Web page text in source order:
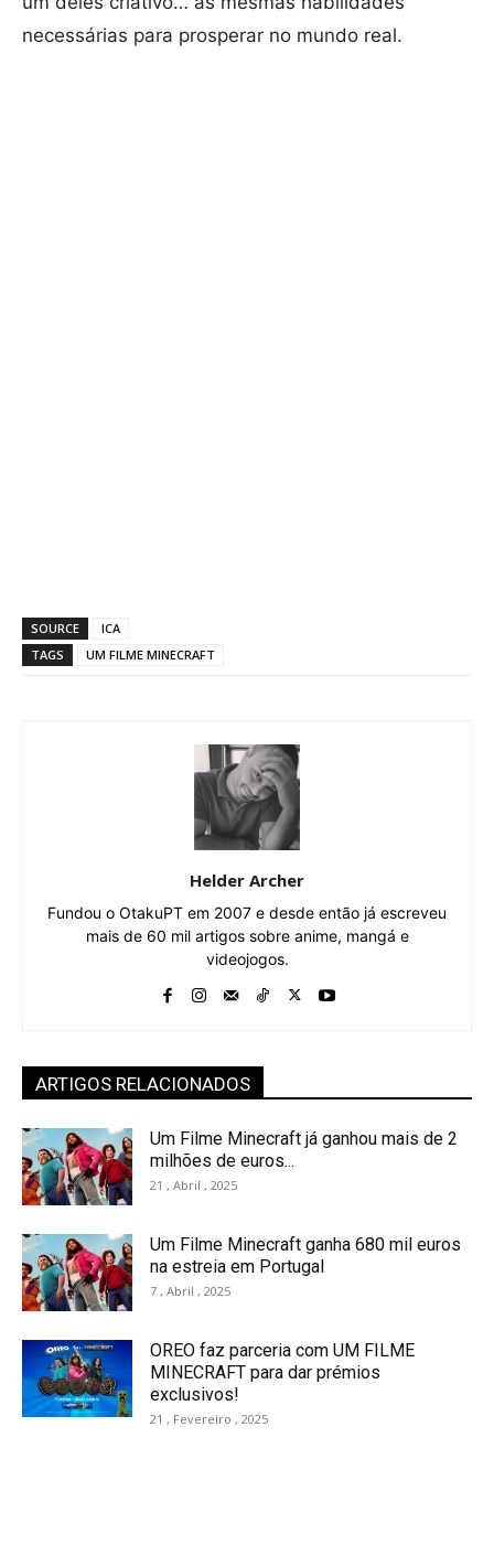
necessárias para prosperar no mundo real.
SOURCE
ICA
TAGS
UM FILME MINECRAFT
Helder Archer
Fundou o OtakuPT em 2007 e desde então já escreveu
mais de 60 mil artigos sobre anime, mangá e
videojogos.
ARTIGOS RELACIONADOS
Um Filme Minecraft já ganhou mais de 2
milhões de euros...
21 , Abril , 2025
Um Filme Minecraft ganha 680 mil euros
na estreia em Portugal
7 , Abril , 2025
OREO faz parceria com UM FILME
MINECRAFT para dar prémios
exclusivos!
21 , Fevereiro , 2025